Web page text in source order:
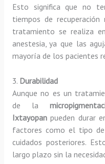
Esto significa que no
tiempos de recuperación
tratamiento se realiza
anestesia, ya que las
mayoría de los pacientes
3. Durabilidad
Aunque no es un
de la
Ixtayopanpueden durar
factores como el tipo
cuidados posteriores.
largo plazo sin la